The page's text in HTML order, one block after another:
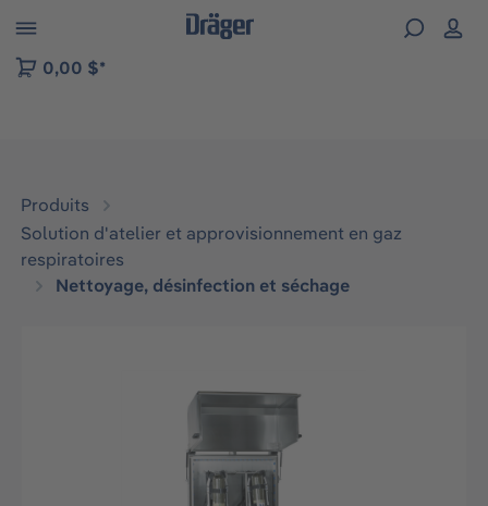
to B2B platform navigation
0,00 $*
Produits
Solution d'atelier et approvisionnement en gaz
respiratoires
Nettoyage, désinfection et séchage